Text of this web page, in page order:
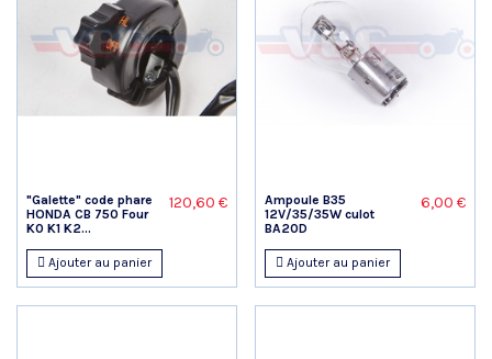
"Galette" code phare
HONDA CB 750 Four
K0 K1 K2...
120,60 €
Ajouter au panier
Ampoule B35
12V/35/35W culot
BA20D
6,00 €
Ajouter au panier